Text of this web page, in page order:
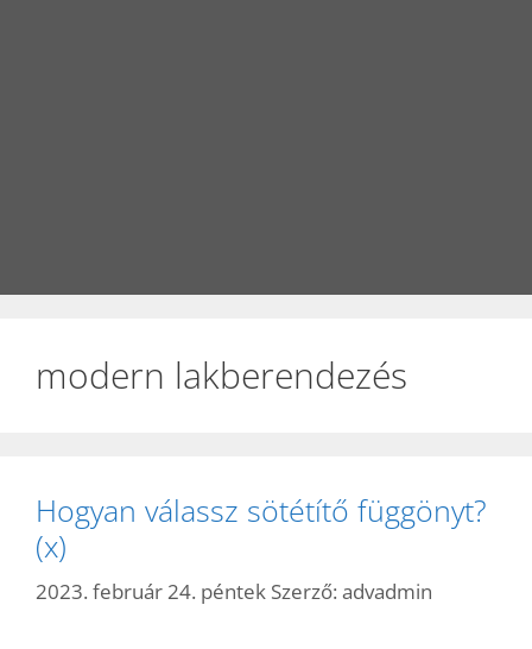
modern lakberendezés
Hogyan válassz sötétítő függönyt?
(x)
2023. február 24. péntek Szerző: advadmin